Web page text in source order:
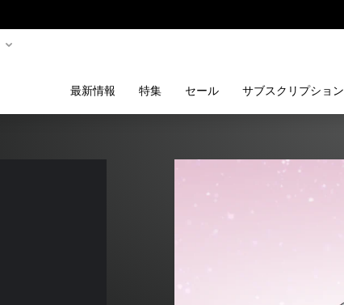
最新情報 特集 セール サブスクリプション